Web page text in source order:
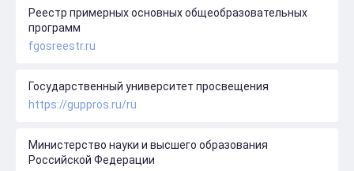
Реестр примерных основных общеобразовательных
программ
fgosreestr.ru
Государственный университет просвещения
https://guppros.ru/ru
Министерство науки и высшего образования
Российской Федерации